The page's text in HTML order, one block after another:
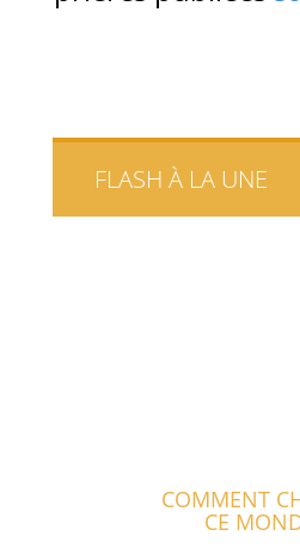
FLASH À LA UNE
COMMENT
CE